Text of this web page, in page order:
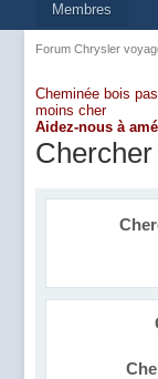
Membres
Forum Chrysler
Cheminée bois
moins cher
Aidez-nous à
Chercher